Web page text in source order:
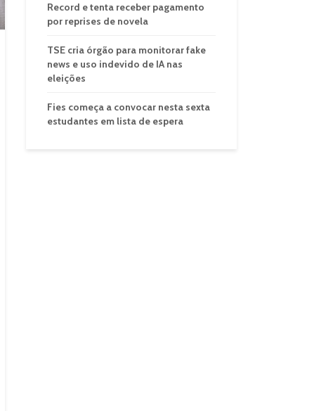
Record e tenta receber pagamento
por reprises de novela
TSE cria órgão para monitorar fake
news e uso indevido de IA nas
eleições
Fies começa a convocar nesta sexta
estudantes em lista de espera